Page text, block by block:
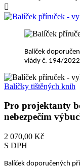

Balíček
vlády č. 194/2022
Balíčky tištěných knih
Pro projektanty
nebezpečím
2 070,00 Kč
S DPH
Balíček doporučených